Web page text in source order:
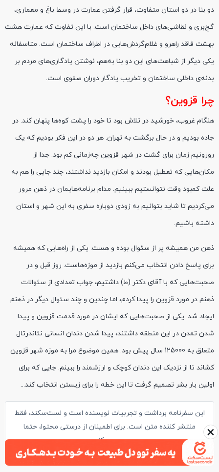
دو بنا در دو استان متفاوت، قرار گرفتن عمارت در وسط باغ و معماری،
گچ‌بری و نقاشی‌های داخل ساختمان است. با این تفاوت که عمارت هشت
بهشت فاقد راهرو و غلام‌گردش‌هایی در اطراف ساختمان است. متاسفانه
یکی دیگر از شباهت‌های این دو بنا به‌هم، نوشتن یادگاری‌های مردم بر
بدنه‌ی داخلی ساختمان و تخریب یادگار دوران صفوی است.
چرا قزوین؟
هنگام غروب، خورشید در تلاش بود تا خود را پشت کوه‌ها پنهان کند. در
جاده بودیم و در حال برگشت به تهران. هر دو در این فکر بودیم که یک
روزونیم زمان برای گشت در شهر قزوین چه‌زمانی کم بود. جدا از
مکان‌هایی که تعطیل بودند و امکان بازدید نداشتند، چند جایی را هم به
علت کمبود وقت نتوانستیم ببینیم. مدام برنامه‌هایمان در ذهن مرور
می‌کردیم تا شاید بتوانیم به زودی دوباره سفری به این شهر و استان
داشته باشیم.
ذهن من همیشه پر از سئوال بوده و هست. یکی از راه‌هایی که همیشه
برای پاسخ دادن انتخاب می‌کنم بازدید از موزه‌هاست. روز قبل و در
صحبت‌هایی که با آقای دکتر (ط) داشتیم، جواب تعدادی از سئوالات
ذهنم در مورد قزوین را پیدا کردم، اما چندین و چند سئوال دیگر در ذهنم
ایجاد شد. یکی از صحبت‌هایی که ایشان در مورد قدمت قزوین و پیدا
شدن تمدن در این منطقه داشتند، پیدا شدن دندان انسانی نئاندرتال
متعلق به 125000 سال پیش بود. همین موضوع مرا به موزه شهر قزوین
کشاند تا از نزدیک این دندان کوچک و ارزشمند را ببینم. جایی که برای
اولین بار بشر تصمیم گرفت تا این خطه را برای زیستن انتخاب کند...
این سفرنامه برداشت و تجربیات نویسنده است و لست‌سکند، فقط
منتشر کننده متن است. برای اطمینان از درستی محتوا، حتما
پرس‌وجو کنید.
اطلاعات بیشتر
×